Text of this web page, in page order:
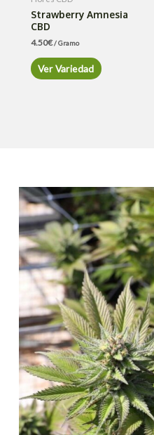
Strawberry Amnesia
CBD
4.50€/ Gramo
Ver Variedad